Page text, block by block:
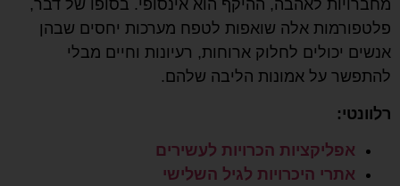
מחברויות לאהבה, ההיקף הוא אינסופי. בסופו של דבר,
פלטפורמות אלה שואפות לטפח מערכות יחסים שבהן
אנשים יכולים לחלוק ארוחות, רעיונות וחיים מבלי
להתפשר על אמונות הליבה שלהם.
רלוונטי:
אפליקציות הכרויות לעשירים
אתרי היכרויות לגיל השלישי